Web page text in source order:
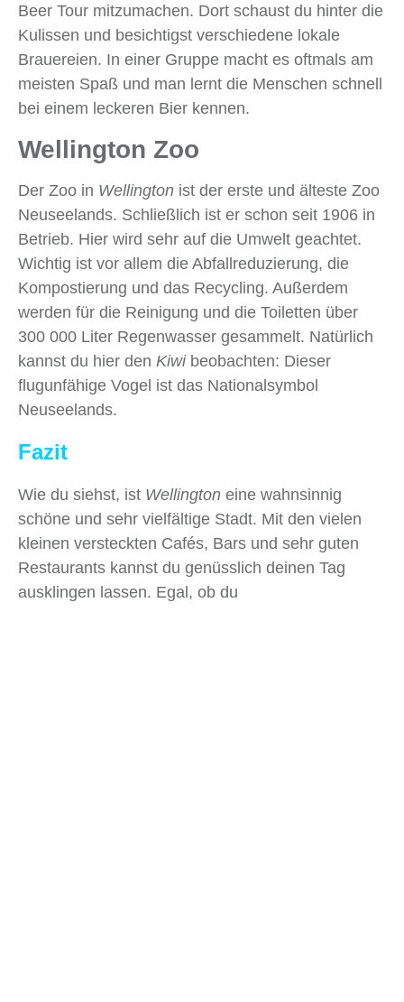
Beer Tour mitzumachen. Dort schaust du hinter die
Kulissen und besichtigst verschiedene lokale
Brauereien. In einer Gruppe macht es oftmals am
meisten Spaß und man lernt die Menschen schnell
bei einem leckeren Bier kennen.
Wellington Zoo
Der Zoo in Wellington ist der erste und älteste Zoo
Neuseelands. Schließlich ist er schon seit 1906 in
Betrieb. Hier wird sehr auf die Umwelt geachtet.
Wichtig ist vor allem die Abfallreduzierung, die
Kompostierung und das Recycling. Außerdem
werden für die Reinigung und die Toiletten über
300 000 Liter Regenwasser gesammelt. Natürlich
kannst du hier den Kiwi beobachten: Dieser
flugunfähige Vogel ist das Nationalsymbol
Neuseelands.
Fazit
Wie du siehst, ist Wellington eine wahnsinnig
schöne und sehr vielfältige Stadt. Mit den vielen
kleinen versteckten Cafés, Bars und sehr guten
Restaurants kannst du genüsslich deinen Tag
ausklingen lassen. Egal, ob du